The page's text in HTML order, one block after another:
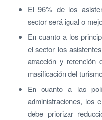
El 96% de los
sector será igual o
En cuanto a los
el sector los
atracción y retención
masificación del
En cuanto a las
administraciones, los
debe priorizar